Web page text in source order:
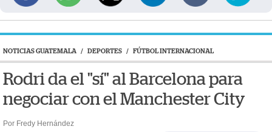
NOTICIAS GUATEMALA / DEPORTES / FÚTBOL INTERNACIONAL
Rodri da el "sí" al Barcelona para
negociar con el Manchester City
Por Fredy Hernández